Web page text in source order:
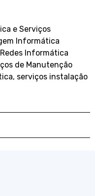
e Serviços
Informática
Redes Informática
de Manutenção
, serviços instalação